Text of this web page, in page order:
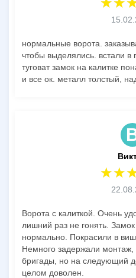
нормальные ворота.
чтобы выделялись. встали
туговат замок на калитке
и все ок. металл толстый,
Ворота с калиткой. Очень
лишний раз не гонять.
нормально. Покрасили в
Немного задержали
бригады, но на следующий
целом доволен.